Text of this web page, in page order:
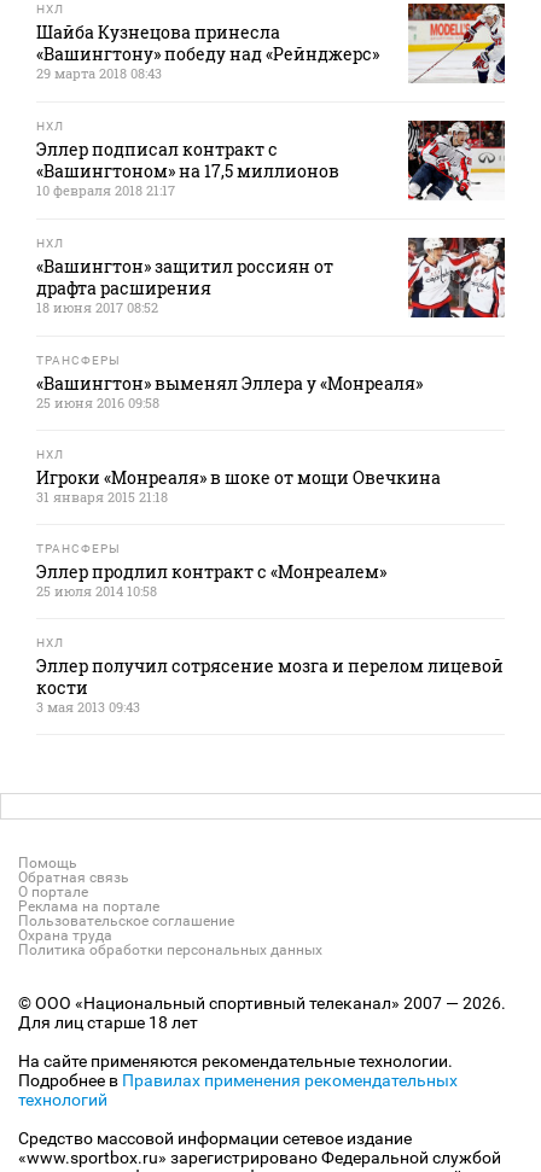
НХЛ
Шайба Кузнецова принесла
«Вашингтону» победу над «Рейнджерс»
29 марта 2018 08:43
НХЛ
Эллер подписал контракт с
«Вашингтоном» на 17,5 миллионов
10 февраля 2018 21:17
НХЛ
«Вашингтон» защитил россиян от
драфта расширения
18 июня 2017 08:52
ТРАНСФЕРЫ
«Вашингтон» выменял Эллера у «Монреаля»
25 июня 2016 09:58
НХЛ
Игроки «Монреаля» в шоке от мощи Овечкина
31 января 2015 21:18
ТРАНСФЕРЫ
Эллер продлил контракт с «Монреалем»
25 июля 2014 10:58
НХЛ
Эллер получил сотрясение мозга и перелом лицевой
кости
3 мая 2013 09:43
Помощь
Обратная связь
О портале
Реклама на портале
Пользовательское соглашение
Охрана труда
Политика обработки персональных данных
© ООО «Национальный спортивный телеканал» 2007 — 2026.
Для лиц старше 18 лет
На сайте применяются рекомендательные технологии.
Подробнее в Правилах применения рекомендательных
технологий
Средство массовой информации сетевое издание
«www.sportbox.ru» зарегистрировано Федеральной службой